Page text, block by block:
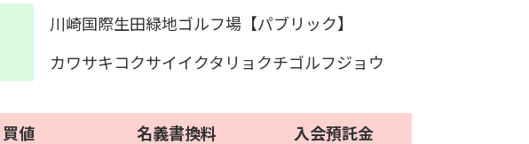
川崎国際生田緑地ゴルフ場【パブリック】
カワサキコクサイイクタリョクチゴルフジョウ
買値 名義書換料 入会預託金